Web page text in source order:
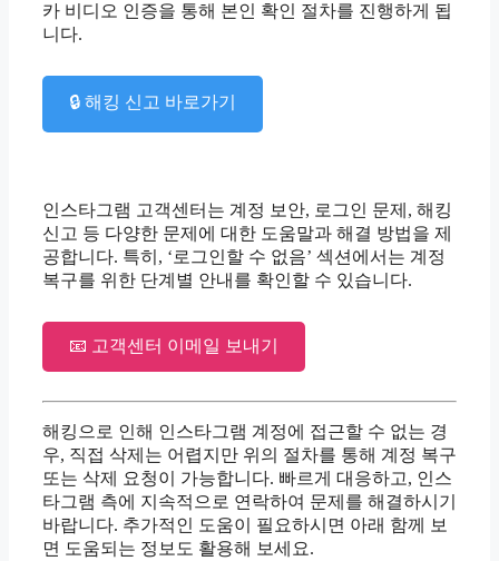
카 비디오 인증을 통해 본인 확인 절차를 진행하게 됩
니다.
🔒 해킹 신고 바로가기
인스타그램 고객센터는 계정 보안, 로그인 문제, 해킹
신고 등 다양한 문제에 대한 도움말과 해결 방법을 제
공합니다. 특히, ‘로그인할 수 없음’ 섹션에서는 계정
복구를 위한 단계별 안내를 확인할 수 있습니다.
📧 고객센터 이메일 보내기
해킹으로 인해 인스타그램 계정에 접근할 수 없는 경
우, 직접 삭제는 어렵지만 위의 절차를 통해 계정 복구
또는 삭제 요청이 가능합니다. 빠르게 대응하고, 인스
타그램 측에 지속적으로 연락하여 문제를 해결하시기
바랍니다. 추가적인 도움이 필요하시면 아래 함께 보
면 도움되는 정보도 활용해 보세요.